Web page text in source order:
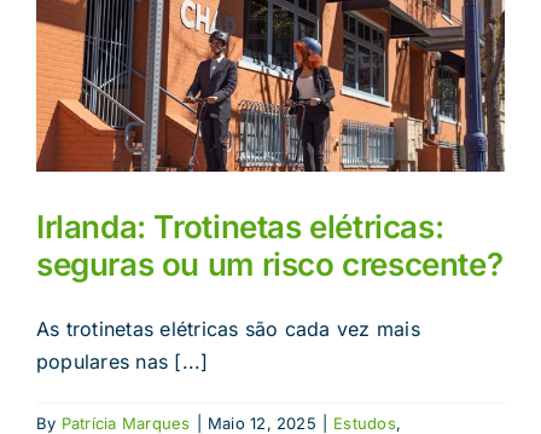
Irlanda: Trotinetas elétricas:
seguras ou um risco crescente?
As trotinetas elétricas são cada vez mais
populares nas [...]
By Patrícia Marques Maio 12, 2025 Estudos,